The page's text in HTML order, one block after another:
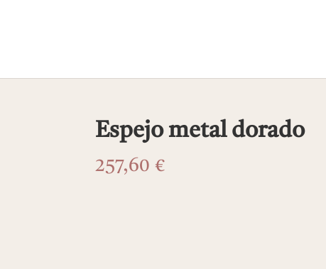
Espejo metal dorado
257,60 €